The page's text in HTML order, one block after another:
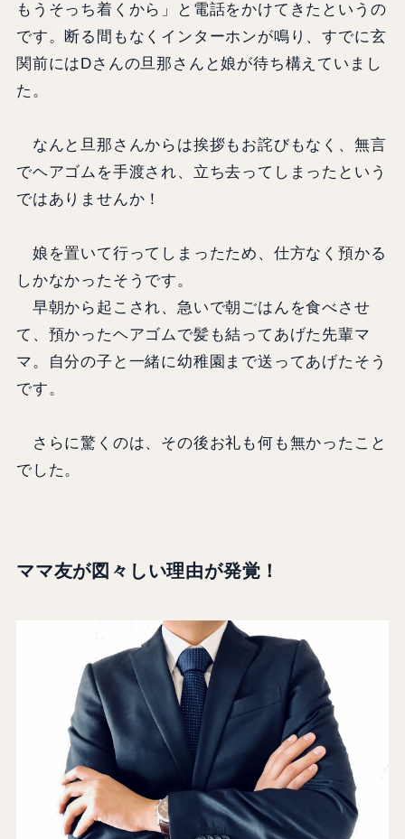
もうそっち着くから」と電話をかけてきたというの
です。断る間もなくインターホンが鳴り、すでに玄
関前にはDさんの旦那さんと娘が待ち構えていまし
た。
なんと旦那さんからは挨拶もお詫びもなく、無言
でヘアゴムを手渡され、立ち去ってしまったという
ではありませんか！
娘を置いて行ってしまったため、仕方なく預かる
しかなかったそうです。
早朝から起こされ、急いで朝ごはんを食べさせ
て、預かったヘアゴムで髪も結ってあげた先輩マ
マ。自分の子と一緒に幼稚園まで送ってあげたそう
です。
さらに驚くのは、その後お礼も何も無かったこと
でした。
ママ友が図々しい理由が発覚！